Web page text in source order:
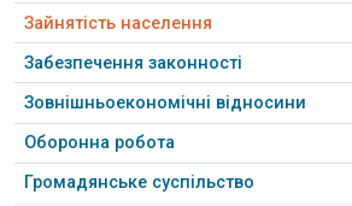
Зайнятість населення
Забезпечення законності
Зовнішньоекономічні відносини
Оборонна робота
Громадянське суспільство